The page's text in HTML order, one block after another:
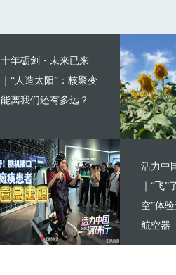
十年砺剑・未来已来
｜“人造太阳”：核聚变
能离我们还有多远？
活力中
｜“飞”
空”体
航空器